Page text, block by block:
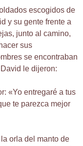
escogidos de
y su gente frente a
junto al camino,
sus
se encontraban
le dijeron:
«Yo entregaré a tus
te parezca mejor
orla del manto de